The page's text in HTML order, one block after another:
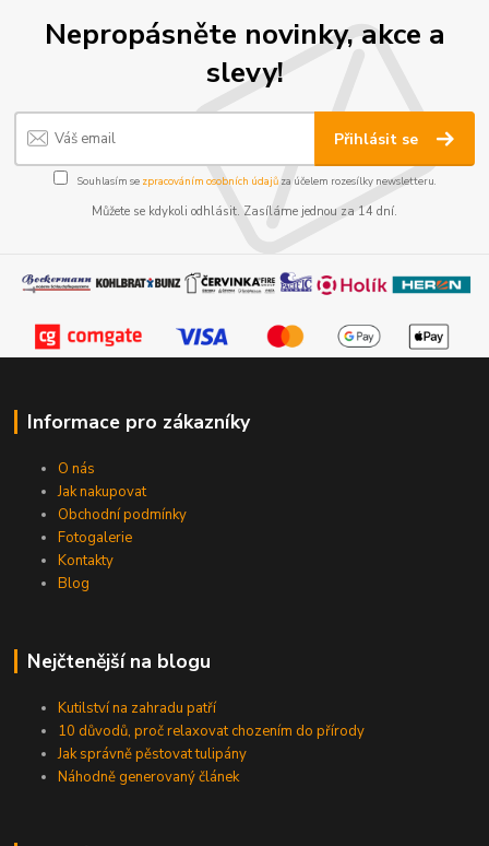
Nepropásněte novinky, akce a
slevy!
Přihlásit se
Souhlasím se zpracováním osobních údajůza účelem rozesílky newsletteru.
Můžete se kdykoli odhlásit. Zasíláme jednou za 14 dní.
Informace pro zákazníky
O nás
Jak nakupovat
Obchodní podmínky
Fotogalerie
Kontakty
Blog
Nejčtenější na blogu
Kutilství na zahradu patří
10 důvodů, proč relaxovat chozením do přírody
Jak správně pěstovat tulipány
Náhodně generovaný článek